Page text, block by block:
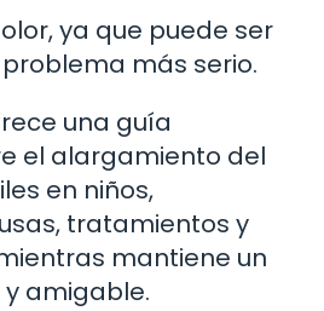
ya que puede ser
más serio.
una guía
el alargamiento del
en niños,
tratamientos y
mantiene un
amigable.